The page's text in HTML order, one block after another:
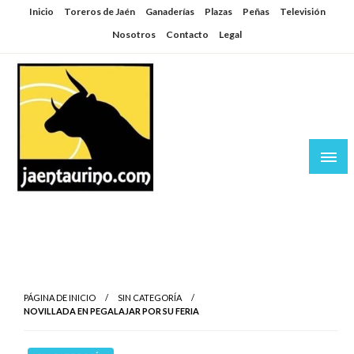
SaltarInicio Toreros de Jaén Ganaderías Plazas Peñas
Televisión
Nosotros
Contacto Legal
PÁGINA DE INICIO
SIN CATEGORÍA
NOVILLADA EN PEGALAJAR POR SU FERIA